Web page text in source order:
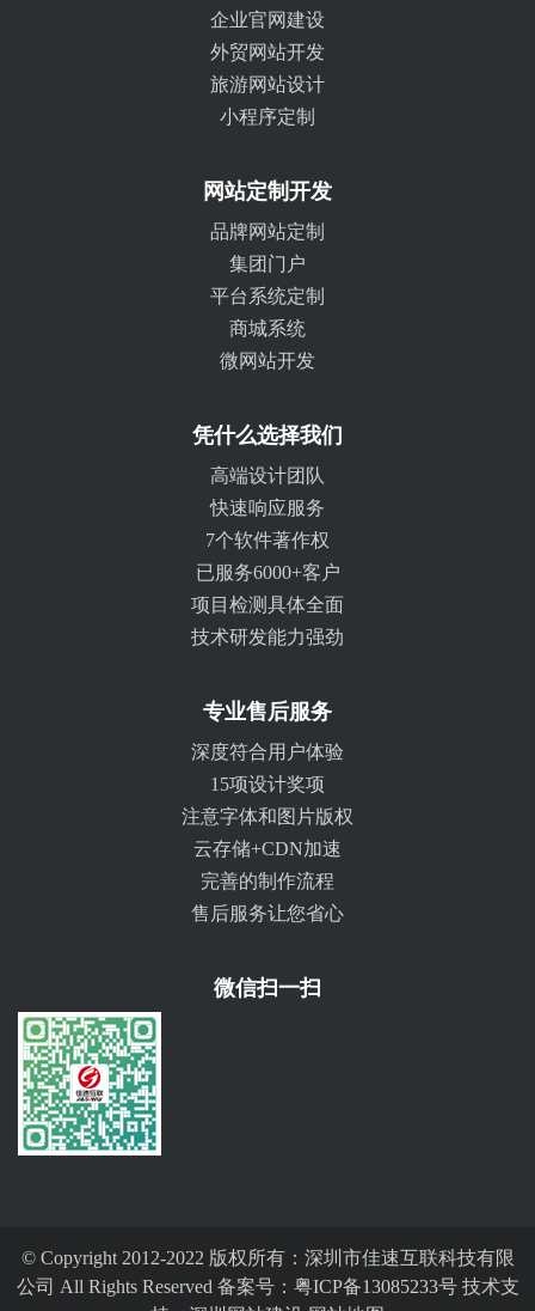
企业官网建设
外贸网站开发
旅游网站设计
小程序定制
网站定制开发
品牌网站定制
集团门户
平台系统定制
商城系统
微网站开发
凭什么选择我们
高端设计团队
快速响应服务
7个软件著作权
已服务6000+客户
项目检测具体全面
技术研发能力强劲
专业售后服务
深度符合用户体验
15项设计奖项
注意字体和图片版权
云存储+CDN加速
完善的制作流程
售后服务让您省心
微信扫一扫
© Copyright 2012-2022 版权所有：深圳市佳速互联科技有限
公司 All Rights Reserved 备案号： 粤ICP备13085233号技术支